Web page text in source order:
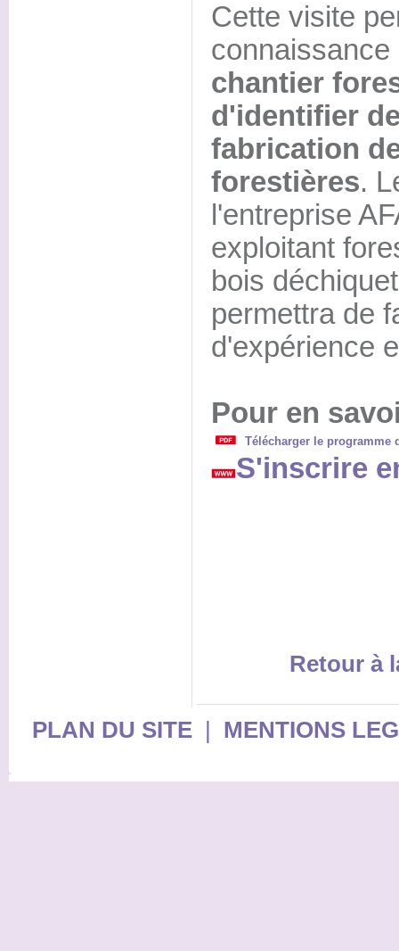
Cette visite
chantier
d'identifier
fabrication
forestières.
l'entreprise
exploitant
bois
permettra de
d'expérience
Pour en
Télécharger le programme
S'inscrire
Retour à
PLAN DU SITE| MENTIONS